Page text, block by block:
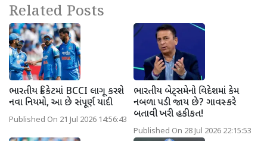
Related Posts
ભારતીય ક્રિકેટમાં BCCI લાગૂ કરશે
નવા નિયમો, આ છે સંપૂર્ણ યાદી
Published On 21 Jul 2026 14:56:43
ભારતીય બેટ્સમેનો વિદેશમાં કેમ
નબળા પડી જાય છે? ગાવસ્કરે
બતાવી ખરી હકીકત!
Published On 28 Jul 2026 22:15:53